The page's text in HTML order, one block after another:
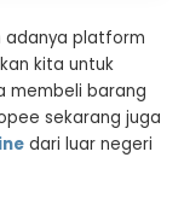
adanya platform
kita untuk
membeli barang
sekarang juga
dari luar negeri